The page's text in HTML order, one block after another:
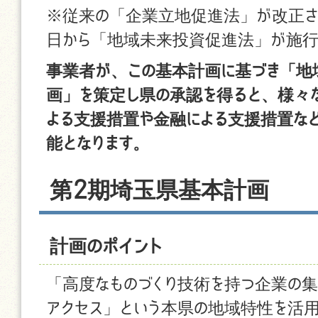
※従来の「企業立地促進法」が改正
日から「地域未来投資促進法」が施行
事業者が、この基本計画に基づき「
画」を策定し県の承認を得ると、様
よる支援措置や金融による支援措置な
能となります。
第2期埼玉県基本計画
計画のポイント
「高度なものづくり技術を持つ企業の
アクセス」という本県の地域特性を活